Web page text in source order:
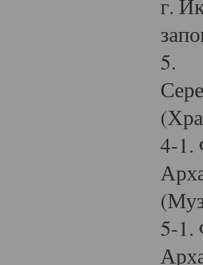
г.
5.
4-1.
5-1.